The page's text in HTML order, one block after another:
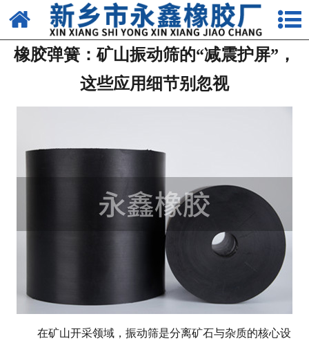
网站首页
关于我们
产品中心
生产车间
橡胶弹簧：矿山振动筛的“减震护屏”，
这些应用细节别忽视
在矿山开采领域，振动筛是分离矿石与杂质的核心设